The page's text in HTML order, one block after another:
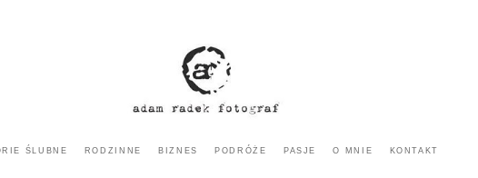
ŚLUBNE RODZINNE BIZNES PODRÓŻE PASJE O MNIE KONTAKT